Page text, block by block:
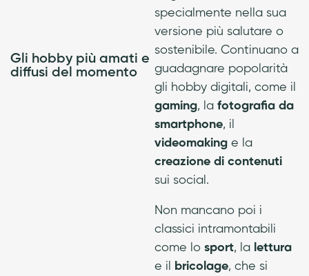
Gli hobby più amati e
diffusi del momento
specialmente nella sua
versione più salutare o
sostenibile. Continuano a
guadagnare popolarità
gli hobby digitali, come il
gaming, la fotografia da
smartphone, il
videomaking e la
creazione di contenuti
sui social.
Non mancano poi i
classici intramontabili
come lo sport, la lettura
e il
bricolage, che si